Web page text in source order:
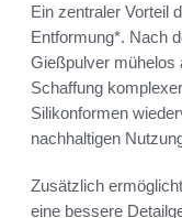
Ein zentraler Vorteil
Entformung*. Nach
Gießpulver mühelos
Schaffung
Silikonformen
nachhaltigen
Zusätzlich
eine bessere